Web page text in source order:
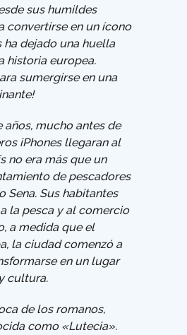
sus humildes
convertirse en un ícono
ha dejado una huella
historia europea.
sumergirse en una
años, mucho antes de
iPhones llegaran al
no era más que un
de pescadores
Sena. Sus habitantes
la pesca y al comercio
a medida que el
la ciudad comenzó a
en un lugar
cultura.
de los romanos,
como «Lutecia».